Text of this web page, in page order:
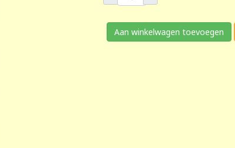
Aan winkelwagen toevoegen